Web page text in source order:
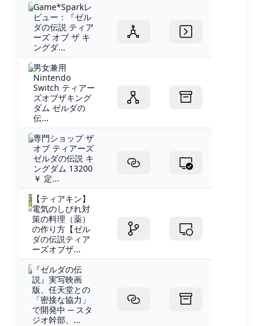
Game*Sparkレ
ビュー：『ゼル
ダの伝説 ティア
ーズ オブ ザ キ
ングダ...
男女兼用
Nintendo
Switch ティアー
ズオブザキング
ダム ゼルダの
伝...
専門ショップ ザ
オブ ティアーズ
ゼルダの伝説 キ
ングダム 13200
￥ 定...
【ティアキン】
電気のしびれ対
策の料理（薬）
の作り方【ゼル
ダの伝説ティア
ーズオブザ...
『ゼルダの伝
説』実写映画
版、任天堂との
「密接な協力」
で開発中 ─ スタ
ジオ幹部、...